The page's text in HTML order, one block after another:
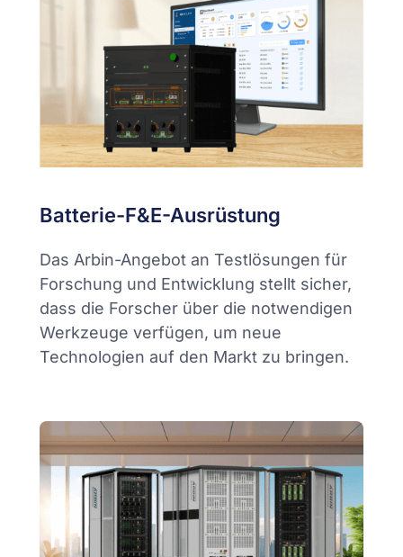
Batterie-F&E-Ausrüstung
Das Arbin-Angebot an Testlösungen für
Forschung und Entwicklung stellt sicher,
dass die Forscher über die notwendigen
Werkzeuge verfügen, um neue
Technologien auf den Markt zu bringen.